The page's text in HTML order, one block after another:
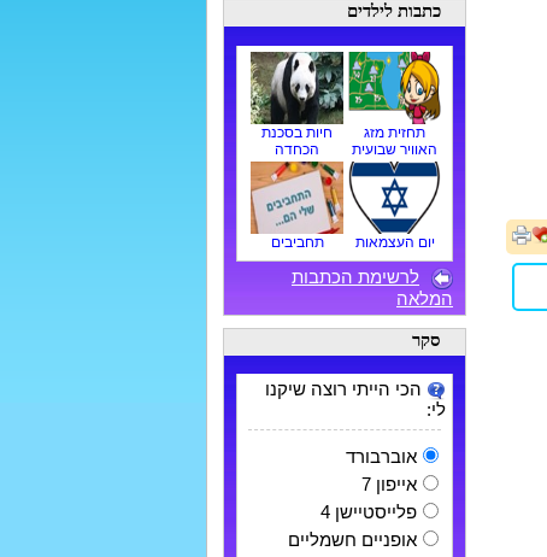
כתבות לילדים
תחזית מזג
האוויר שבועית
חיות בסכנת
הכחדה
יום העצמאות תחביבים
לרשימת הכתבות
המלאה
סקר
הכי הייתי רוצה שיקנו
לי:
אוברבורד
אייפון 7
פלייסטיישן 4
אופניים חשמליים